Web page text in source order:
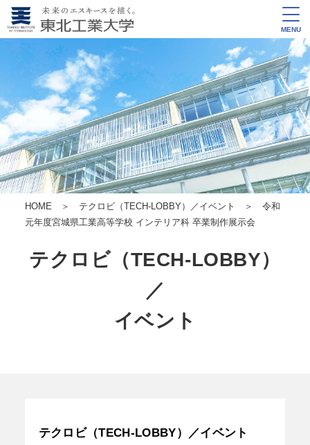
MENU
HOME ＞ テクロビ（TECH-LOBBY）／イベント
＞ 令和
元年度宮城県工業高等学校 インテリア科 卒業制作展示会
テクロビ（TECH-LOBBY）
／
イベント
テクロビ（TECH-LOBBY）／イベント